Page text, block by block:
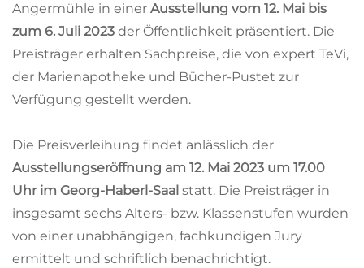
Angermühle in einer Ausstellung vom 12. Mai bis
zum 6. Juli 2023 der Öffentlichkeit präsentiert. Die
Preisträger erhalten Sachpreise, die von expert TeVi,
der Marienapotheke und Bücher-Pustet zur
Verfügung gestellt werden.
Die Preisverleihung findet anlässlich der
Ausstellungseröffnung am 12. Mai 2023 um 17.00
Uhr im Georg-Haberl-Saal statt. Die Preisträger in
insgesamt sechs Alters- bzw. Klassenstufen wurden
von einer unabhängigen, fachkundigen Jury
ermittelt und schriftlich benachrichtigt.